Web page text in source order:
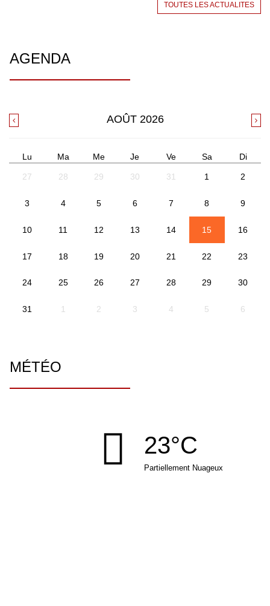
TOUTES LES ACTUALITES
AGENDA
AOÛT 2026
Lu Ma Me Je Ve Sa Di
27 28 29 30 31 1 2
3 4 5 6 7 8 9
10 11 12 13 14 15 16
17 18 19 20 21 22 23
24 25 26 27 28 29 30
31 1 2 3 4 5 6
MÉTÉO
23°C
Partiellement Nuageux